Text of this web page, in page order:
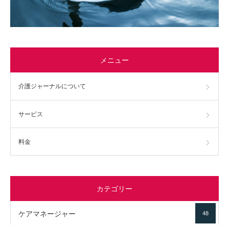
メニュー
介護ジャーナルについて
サービス
料金
カテゴリー
ケアマネージャー 48